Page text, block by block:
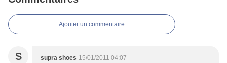
Ajouter un commentaire
S supra shoes 15/01/2011 04:07